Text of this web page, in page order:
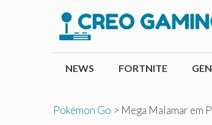
conteúdo
NEWS FORTNITE
Pokémon Go > Mega Malamar em